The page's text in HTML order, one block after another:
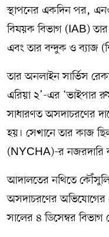
স্থাপনের একদিন পর,
বিষয়ক বিভাগ (IAB)
এবং তার বন্দুক ও ব্যাজ
তার অনলাইন সার্ভিস
এরিয়া ২’-এর ‘ভাইপার
সাধারণত অসদাচরণের
হয়। সেখানে তার কাজ
(NYCHA)-র নজরদারি
আদালতের নথিতে
অসদাচরণের অভিযোগের
সালের ৪ ডিসেম্বর